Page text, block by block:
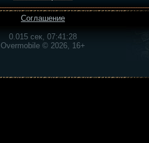
Соглашение
0.015 сек, 07:41:28
Overmobile © 2026, 16+